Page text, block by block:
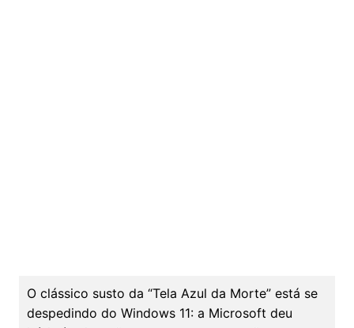
O clássico susto da “Tela Azul da Morte” está se
despedindo do Windows 11: a Microsoft deu